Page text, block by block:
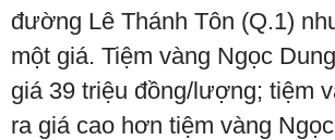
đường Lê Thánh Tôn (Q.1)
một giá. Tiệm vàng Ngọc
giá 39 triệu đồng/lượng; tiệm
ra giá cao hơn tiệm vàng